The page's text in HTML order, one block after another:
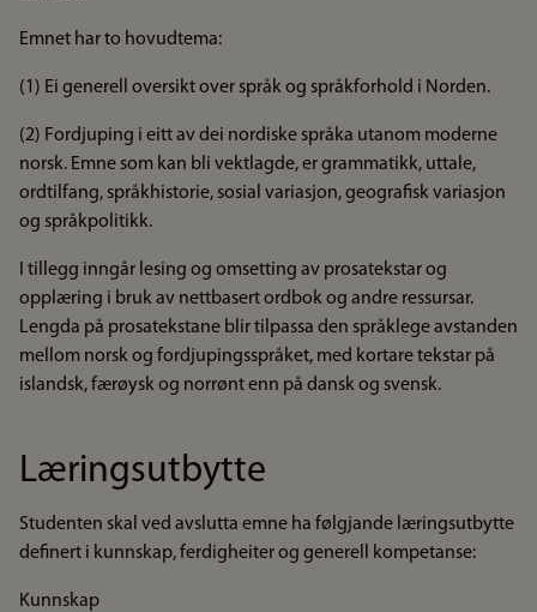
Emnet har to hovudtema:
(1) Ei generell oversikt over språk og språkforhold i Norden.
(2) Fordjuping i eitt av dei nordiske språka utanom moderne
norsk. Emne som kan bli vektlagde, er grammatikk, uttale,
ordtilfang, språkhistorie, sosial variasjon, geografisk variasjon
og språkpolitikk.
I tillegg inngår lesing og omsetting av prosatekstar og
opplæring i bruk av nettbasert ordbok og andre ressursar.
Lengda på prosatekstane blir tilpassa den språklege avstanden
mellom norsk og fordjupingsspråket, med kortare tekstar på
islandsk, færøysk og norrønt enn på dansk og svensk.
Læringsutbytte
Studenten skal ved avslutta emne ha følgjande læringsutbytte
definert i kunnskap, ferdigheiter og generell kompetanse:
Kunnskap